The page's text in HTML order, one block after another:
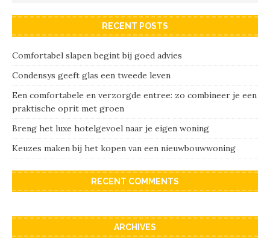
RECENT POSTS
Comfortabel slapen begint bij goed advies
Condensys geeft glas een tweede leven
Een comfortabele en verzorgde entree: zo combineer je een
praktische oprit met groen
Breng het luxe hotelgevoel naar je eigen woning
Keuzes maken bij het kopen van een nieuwbouwwoning
RECENT COMMENTS
ARCHIVES